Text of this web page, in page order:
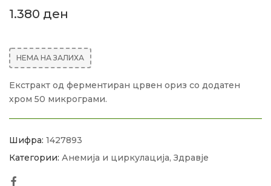
1.380 ден
НЕМА НА ЗАЛИХА
Екстракт од ферментиран црвен ориз со додатен
хром 50 микрограми.
Шифра: 1427893
Категории: Анемија и циркулација, Здравје